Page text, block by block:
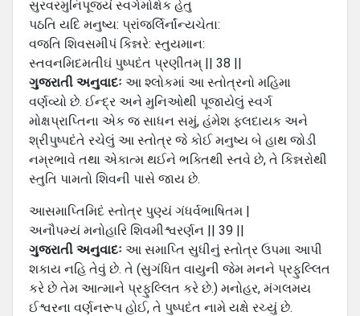
સુરવરમુનિપૂજ્યં સ્વર્ગમોક્ષેક હેતુ
પઠતિ યદિ મનુષ્ય: પ્રાંજર્લિર્નાંન્યચેતા:
વજતિ શિવસમીપં કિન્નરે: સ્તુયમાન:
સ્તવનમિદમતીઘં પુષ્પદંત પ્રણીતમ્ || 38 ||
ગુજરાતી અનુવાદઃ આ શ્લોકમાં આ સ્તોત્રનો મહિમા
વર્ણવ્યો છે. ઈન્દ્ર અને મુનિઓથી પૂજાયેલું સ્વર્ગ
મોક્ષપ્રાપ્તિના એક જ સાધન સમું, હંમેશ ફલદાયક અને
શ્રીપુષ્પદંતે રચેલું આ સ્તોત્ર જે કોઈ મનુષ્ય બે હાથ જોડી
નમ્રભાવે તથા એકાત્મ થઈને ભક્તિથી સ્તવે છે, તે કિન્નરોથી
સ્તુતિ પામતો શિવની પાસે જાય છે.
આસમાપ્તિમિદં સ્તોત્ર પુણ્યં ગંધર્વભાષિતમ |
અનૌપમ્યં મનોહારિ શિવમીશ્વરર્ણન || 39 ||
ગુજરાતી અનુવાદઃ આ સમાપ્તિ સુધીનું સ્તોત્ર ઉપમા આપી
શકાય નહિ તેવું છે. તે (સુગંધિત વાયુની જેમ મનને પ્રફુલ્લિત
કરે છે તેમ આત્માને પ્રફુલ્લિત કરે છે.) મનોહર, મંગલમય
ઈશ્વરના વર્ણનરૂપ હોઈ, તે પુષ્પદંત નામે યક્ષે રચ્યું છે.